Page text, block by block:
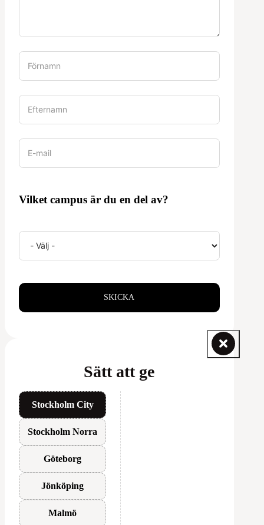
Vilket campus är du en del av?
SKICKA
Sätt att ge
Stockholm City
Stockholm Norra
Göteborg
Jönköping
Malmö